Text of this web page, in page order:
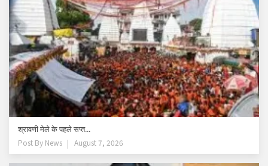
श्रावणी मेले के पहले सप्त...
Post By News August 7, 2026